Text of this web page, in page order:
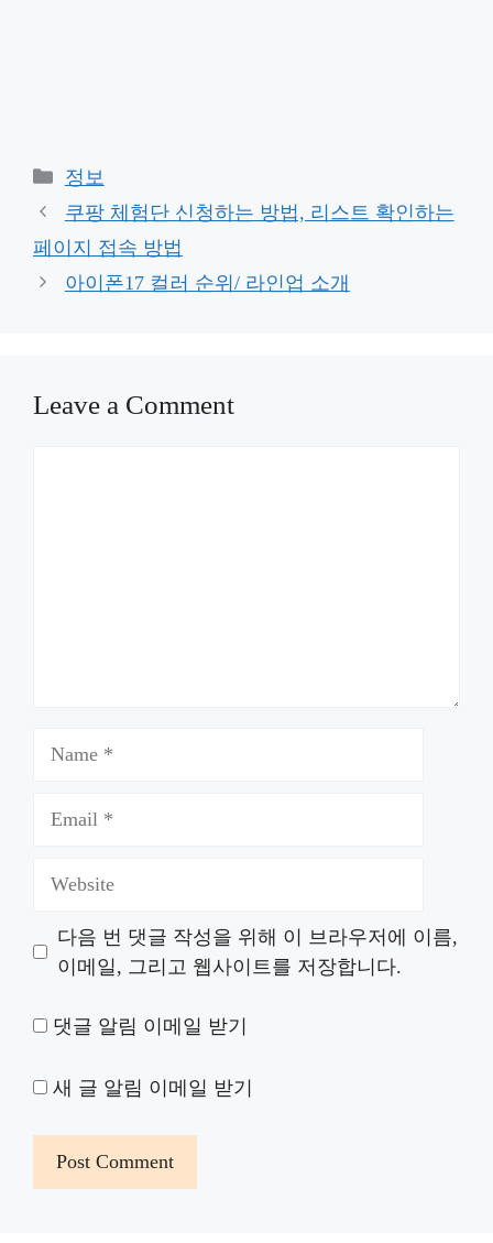
Categories
정보
쿠팡 체험단 신청하는 방법, 리스트 확인하는
페이지 접속 방법
아이폰17 컬러 순위/ 라인업 소개
Leave a Comment
다음 번 댓글 작성을 위해 이 브라우저에 이름,
이메일, 그리고 웹사이트를 저장합니다.
댓글 알림 이메일 받기
새 글 알림 이메일 받기